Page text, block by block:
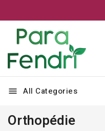
menu All Categories
Orthopédie